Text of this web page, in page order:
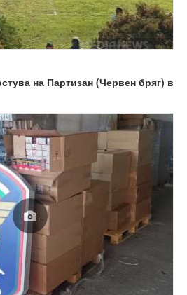
на Партизан (Червен бряг) в